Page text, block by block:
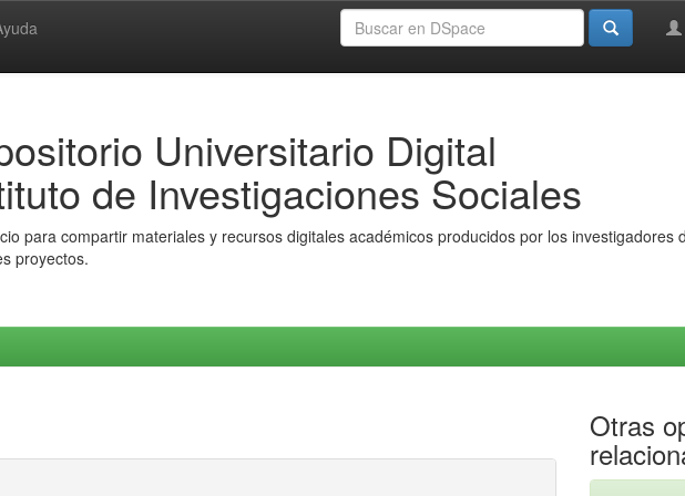
Universitario Digital
de Investigaciones Sociales
para compartir materiales y recursos digitales académicos producidos por los investigadores
proyectos.
Otras